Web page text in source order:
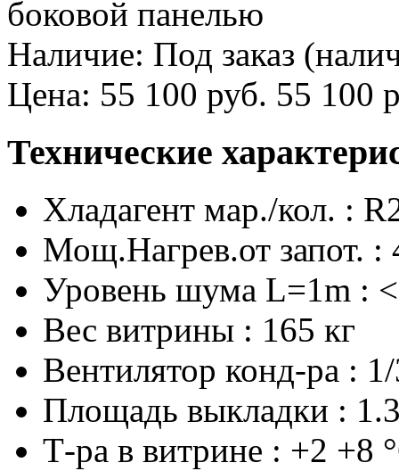
боковой панелью
Наличие: Под заказ
Цена: 55 100 руб. 55 100
Технические
Хладагент мар./кол. :
Мощ.Нагрев.от запот. :
Уровень шума L=1m :
Вес витрины : 165 кг
Вентилятор конд-ра :
Площадь выкладки :
Т-ра в витрине : +2 +8